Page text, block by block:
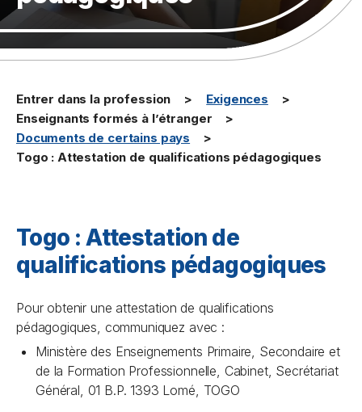
Entrer dans la profession
Exigences
Enseignants formés à l’étranger
Documents de certains pays
Togo : Attestation de qualifications pédagogiques
Togo : Attestation de
qualifications pédagogiques
Pour obtenir une attestation de qualifications
pédagogiques, communiquez avec :
Ministère des Enseignements Primaire, Secondaire et
de la Formation Professionnelle, Cabinet, Secrétariat
Général, 01 B.P. 1393 Lomé, TOGO